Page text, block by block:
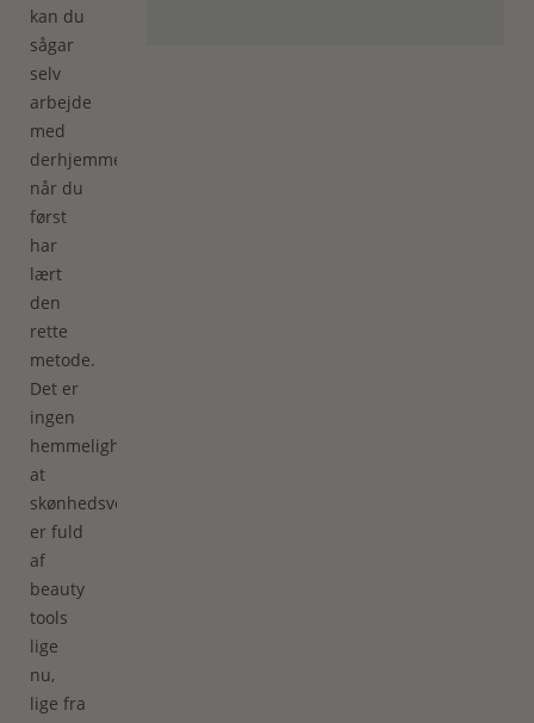
kan du
sågar
selv
arbejde
med
derhjemme,
når du
først
har
lært
den
rette
metode.
Det er
ingen
hemmelighed,
at
skønhedsverdenen
er fuld
af
beauty
tools
lige
nu,
lige fra